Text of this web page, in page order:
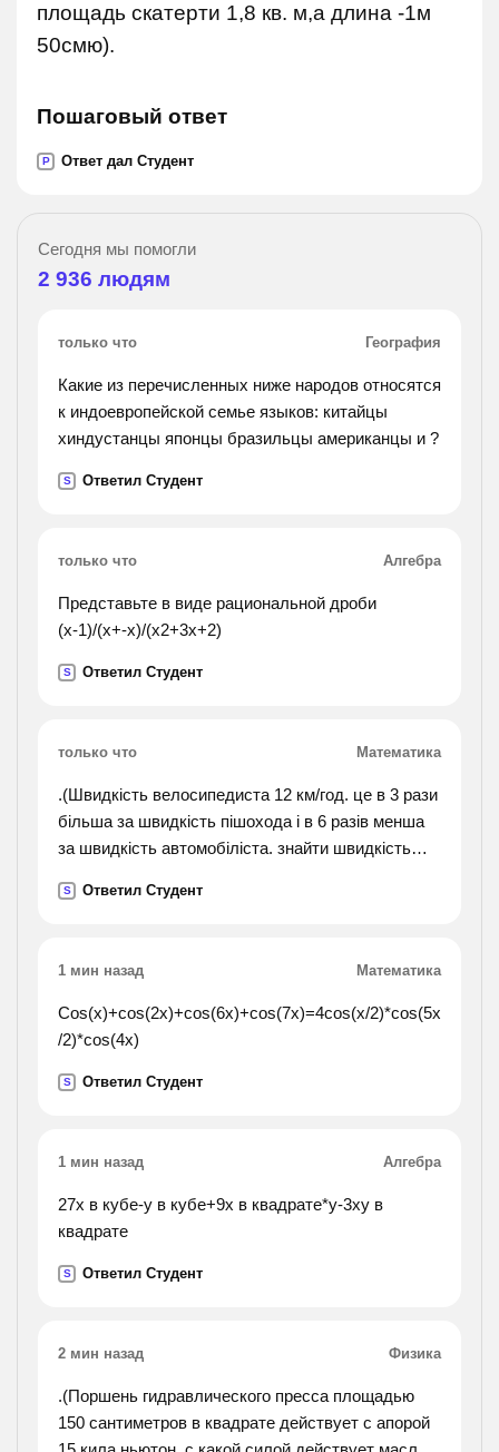
площадь скатерти 1,8 кв. м,а длина -1м
50смю).
Пошаговый ответ
P Ответ дал Студент
Сегодня мы помогли
2 936 людям
только что География
Какие из перечисленных ниже народов относятся
к индоевропейской семье языков: китайцы
хиндустанцы японцы бразильцы американцы и ?
S Ответил Студент
только что Алгебра
Представьте в виде рациональной дроби
(х-1)/(х+-х)/(х2+3х+2)
S Ответил Студент
только что Математика
.(Швидкість велосипедиста 12 км/год. це в 3 рази
більша за швидкість пішохода і в 6 разів менша
за швидкість автомобіліста. знайти швидкість
S Ответил Студент
1 мин назад Математика
Cos(x)+cos(2x)+cos(6x)+cos(7x)=4cos(x/2)*cos(5x
/2)*cos(4x)
S Ответил Студент
1 мин назад Алгебра
27x в кубе-y в кубе+9x в квадрате*y-3xy в
квадрате
S Ответил Студент
2 мин назад Физика
.(Поршень гидравлического пресса площадью
150 сантиметров в квадрате действует с апорой